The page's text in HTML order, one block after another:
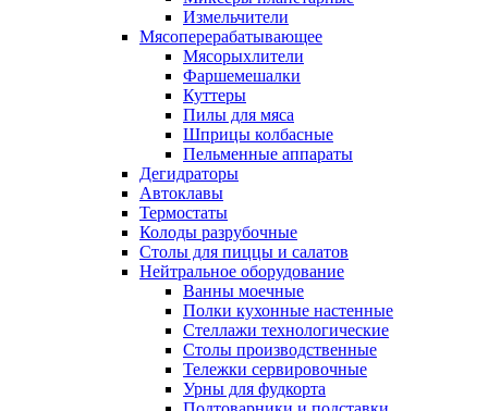
Измельчители
Мясоперерабатывающее
Мясорыхлители
Фаршемешалки
Куттеры
Пилы для мяса
Шприцы колбасные
Пельменные аппараты
Дегидраторы
Автоклавы
Термостаты
Колоды разрубочные
Столы для пиццы и салатов
Нейтральное оборудование
Ванны моечные
Полки кухонные настенные
Стеллажи технологические
Столы производственные
Тележки сервировочные
Урны для фудкорта